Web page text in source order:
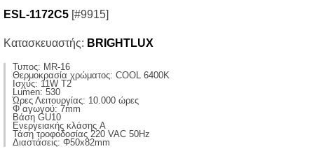
ESL-1172C5 [#9915]
Κατασκευαστής: BRIGHTLUX
Τυπος: MR-16
Θερμοκρασία χρώματος: COOL 6400K
Ισχύς: 11W T2
Lumen: 530
Ώρες Λειτουργίας: 10.000 ώρες
Φ αγωγού: 7mm
Βάση GU10
Ενεργειακής κλάσης A
Τάση τροφοδoσίας 220 VAC 50Hz
Διαστάσεις: Φ50x82mm